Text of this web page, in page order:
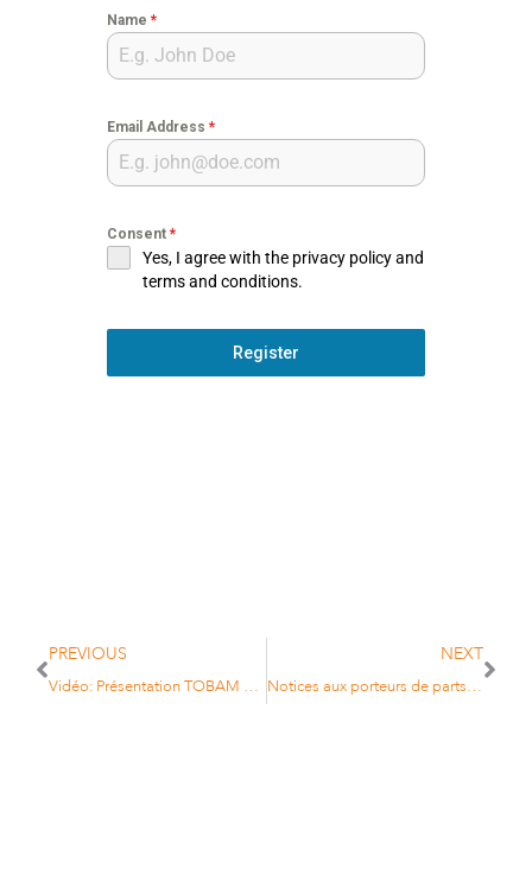
Name *
Email Address *
Consent *
Yes, I agree with the privacy policy and
terms and conditions.
Register
PREVIOUS
Vidéo: Présentation TOBAM GLOBAL BLOCKCHAIN EQUITY STRATEGY
NEXT
Notices aux porteurs de parts des Fonds